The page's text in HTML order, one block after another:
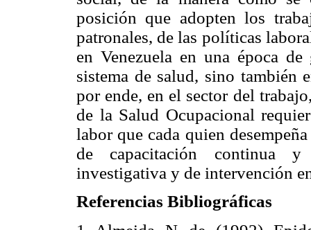
posición que adopten los
patronales, de las políticas
en Venezuela en una época
sistema de salud, sino también
por ende, en el sector del
de la Salud Ocupacional
labor que cada quien
de capacitación continua y
investigativa y de intervención
Referencias Bibliográficas